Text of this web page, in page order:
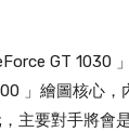
GT 1030
」繪圖核心
主要對手將會